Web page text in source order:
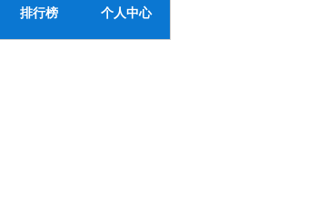
排行榜 个人中心